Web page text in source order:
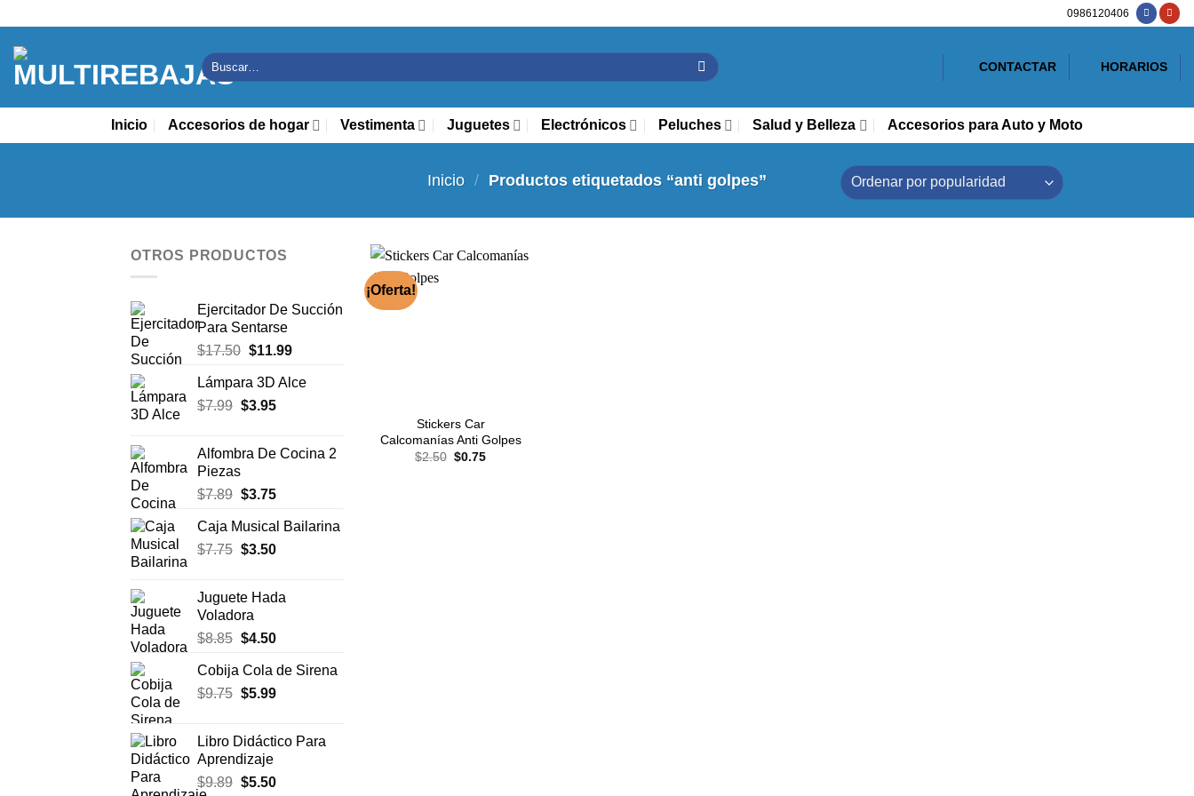
contenido
0986120406
Buscar
por:
CONTACTAR HORARIOS
Inicio Accesorios de hogar Vestimenta Juguetes Electrónicos Peluches Salud y Belleza Accesorios para Auto y Moto
Inicio / Productos etiquetados “anti golpes”
OTROS PRODUCTOS
Ejercitador De Succión
Para Sentarse
$17.50 El
original
era:
$11.99El
actual
Lámpara 3D Alce
$7.99 El
era:
$7.99.
$3.95El
es:
Alfombra De Cocina 2
Piezas
$7.89 El
original
era:
$3.75El
actual
es:
Caja Musical Bailarina
$7.75 El
era:
$7.75.
$3.50El
es:
Juguete Hada
Voladora
$8.85 El
original
era:
$4.50El
actual
es:
Cobija Cola de Sirena
$9.75 El
era:
$9.75.
$5.99El
es:
Libro Didáctico Para
Aprendizaje
$9.89 El
$5.50El
¡Oferta!
Stickers Car
Calcomanías Anti Golpes
$2.50 El
$0.75El